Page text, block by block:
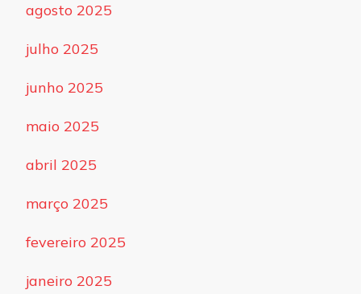
agosto 2025
julho 2025
junho 2025
maio 2025
abril 2025
março 2025
fevereiro 2025
janeiro 2025